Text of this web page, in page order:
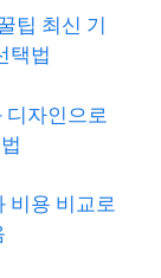
팁 최신 기
택법
디자인으로
비용 비교로